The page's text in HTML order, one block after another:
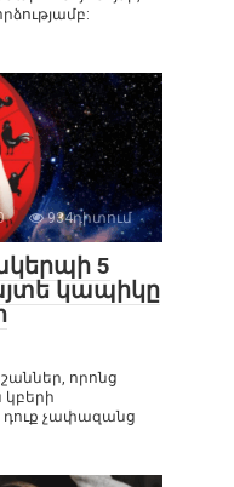
934դիտում
5
կապիկը
որոնց
կբերի
դուք չափազանց